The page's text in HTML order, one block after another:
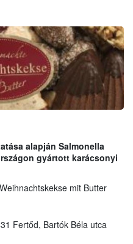
alapján Salmonella
gyártott karácsonyi
mit Butter
Fertőd, Bartók Béla utca